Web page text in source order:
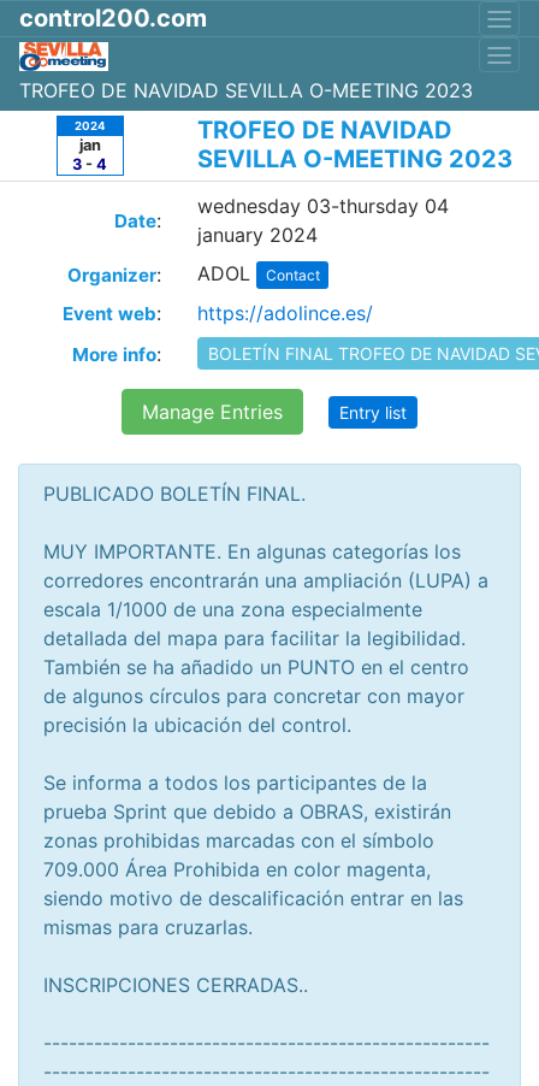
control200.com
TROFEO DE NAVIDAD SEVILLA O-MEETING 2023
2024
jan
3 -4
TROFEO DE NAVIDAD
SEVILLA O-MEETING 2023
Date:
wednesday 03-thursday 04
january 2024
Organizer: ADOL Contact
Event web: https://adolince.es/
More info: BOLETÍN FINAL TROFEO DE NAVIDAD
Manage Entries Entry list
PUBLICADO BOLETÍN FINAL.
MUY IMPORTANTE. En algunas categorías los
corredores encontrarán una ampliación (LUPA) a
escala 1/1000 de una zona especialmente
detallada del mapa para facilitar la legibilidad.
También se ha añadido un PUNTO en el centro
de algunos círculos para concretar con mayor
precisión la ubicación del control.
Se informa a todos los participantes de la
prueba Sprint que debido a OBRAS, existirán
zonas prohibidas marcadas con el símbolo
709.000 Área Prohibida en color magenta,
siendo motivo de descalificación entrar en las
mismas para cruzarlas.
INSCRIPCIONES CERRADAS..
-----------------------------------------------------
-----------------------------------------------------